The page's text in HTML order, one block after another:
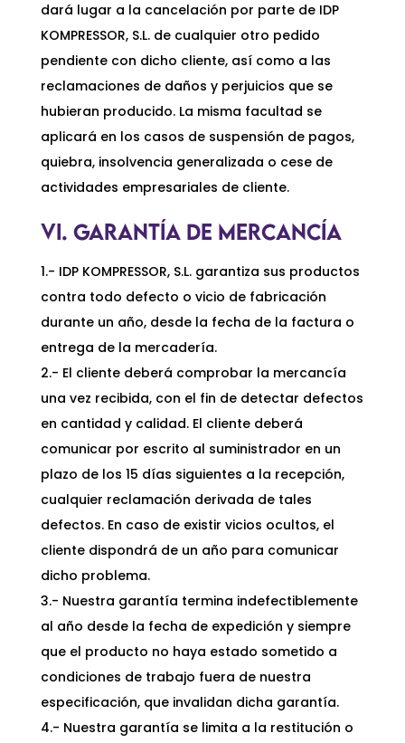
dará lugar a la cancelación por parte de IDP
KOMPRESSOR, S.L. de cualquier otro pedido
pendiente con dicho cliente, así como a las
reclamaciones de daños y perjuicios que se
hubieran producido. La misma facultad se
aplicará en los casos de suspensión de pagos,
quiebra, insolvencia generalizada o cese de
actividades empresariales de cliente.
VI. GARANTÍA DE MERCANCÍA
1.- IDP KOMPRESSOR, S.L. garantiza sus productos
contra todo defecto o vicio de fabricación
durante un año, desde la fecha de la factura o
entrega de la mercadería.
2.- El cliente deberá comprobar la mercancía
una vez recibida, con el fin de detectar defectos
en cantidad y calidad. El cliente deberá
comunicar por escrito al suministrador en un
plazo de los 15 días siguientes a la recepción,
cualquier reclamación derivada de tales
defectos. En caso de existir vicios ocultos, el
cliente dispondrá de un año para comunicar
dicho problema.
3.- Nuestra garantía termina indefectiblemente
al año desde la fecha de expedición y siempre
que el producto no haya estado sometido a
condiciones de trabajo fuera de nuestra
especificación, que invalidan dicha garantía.
4.- Nuestra garantía se limita a la restitución o